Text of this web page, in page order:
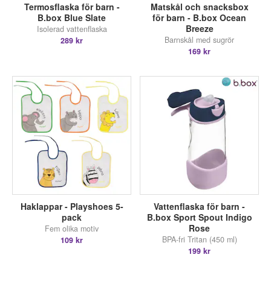
Termosflaska för barn -
B.box Blue Slate
Isolerad vattenflaska
289 kr
Matskål och snacksbox
för barn - B.box Ocean
Breeze
Barnskål med sugrör
169 kr
Haklappar - Playshoes 5-
pack
Fem olika motiv
109 kr
Vattenflaska för barn -
B.box Sport Spout Indigo
Rose
BPA-fri Tritan (450 ml)
199 kr